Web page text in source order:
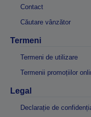
Contact
Căutare vânzător
Termeni
Termeni de utilizare
Termenii promoțiilor
Legal
Declarație de